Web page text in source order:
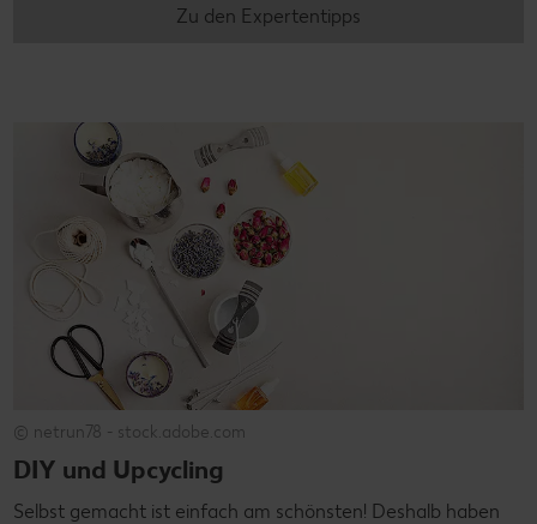
Zu den Expertentipps
© netrun78 - stock.adobe.com
DIY und Upcycling
Selbst gemacht ist einfach am schönsten! Deshalb haben